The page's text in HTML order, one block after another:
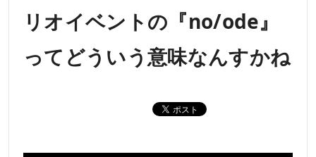
リオイベントの『no/ode』
ってどういう意味なんすかね